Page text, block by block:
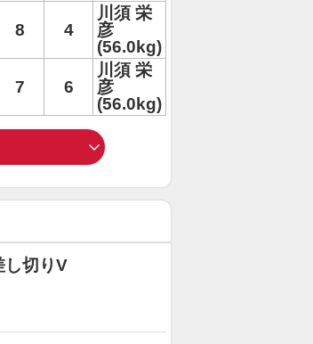
8 4
川須 栄
彦
(56.0kg)
7 6
川須 栄
彦
(56.0kg)
し切りV